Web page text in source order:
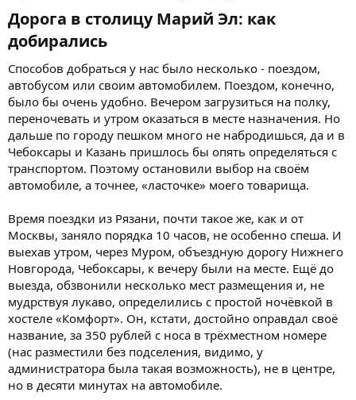
Дорога в столицу Марий Эл: как
добирались​
Способов добраться у нас было несколько - поездом,
автобусом или своим автомобилем. Поездом, конечно,
было бы очень удобно. Вечером загрузиться на полку,
переночевать и утром оказаться в месте назначения. Но
дальше по городу пешком много не набродишься, да и в
Чебоксары и Казань пришлось бы опять определяться с
транспортом. Поэтому остановили выбор на своём
автомобиле, а точнее, «ласточке» моего товарища.
Время поездки из Рязани, почти такое же, как и от
Москвы, заняло порядка 10 часов, не особенно спеша. И
выехав утром, через Муром, объездную дорогу Нижнего
Новгорода, Чебоксары, к вечеру были на месте. Ещё до
выезда, обзвонили несколько мест размещения и, не
мудрствуя лукаво, определились с простой ночёвкой в
хостеле «Комфорт». Он, кстати, достойно оправдал своё
название, за 350 рублей с носа в трёхместном номере
(нас разместили без подселения, видимо, у
администратора была такая возможность), не в центре,
но в десяти минутах на автомобиле.